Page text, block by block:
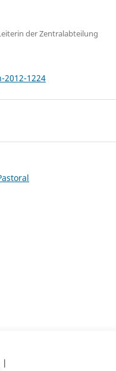
der Zentralabteilung
1224
|